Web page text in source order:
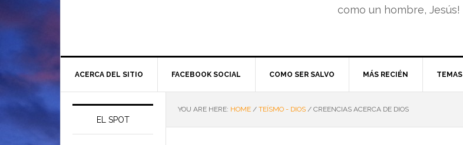
como un hombre, Jesús!
ACERCA DEL SITIO FACEBOOK SOCIAL COMO SER SALVO MÁS RECIÉN TEMAS
YOU ARE HERE: HOME / TEÍSMO - DIOS / CREENCIAS ACERCA DE DIOS
EL SPOT